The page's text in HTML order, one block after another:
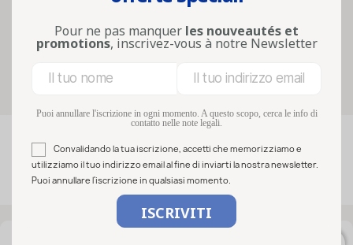
conserve in un conte...
Lire la suite
Filters
Rilevanza FILTRO
Visualizzati 1-50 su 68 articoli
Pour ne pas manquer les nouveautés et
promotions, inscrivez-vous à notre Newsletter
Puoi annullare l'iscrizione in ogni momento. A questo scopo, cerca le info di
contatto nelle note legali.
Convalidando la tua iscrizione, accetti che memorizziamo e
utilizziamo il tuo indirizzo email al fine di inviarti la nostra newsletter.
Puoi annullare l'iscrizione in qualsiasi momento.